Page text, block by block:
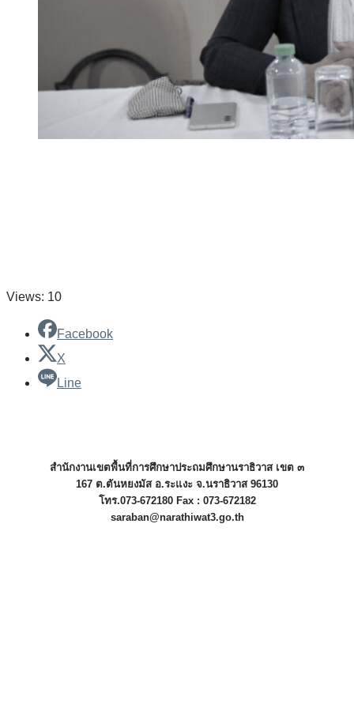
Views: 10
Facebook
X
Line
สำนักงานเขตพื้นที่การศึกษาประถมศึกษานราธิวาส เขต ๓
167 ต.ตันหยงมัส อ.ระแงะ จ.นราธิวาส 96130
โทร.073-672180 Fax : 073-672182
saraban@narathiwat3.go.th